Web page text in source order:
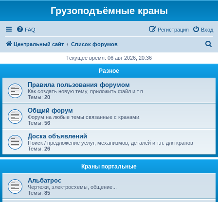
Грузоподъёмные краны
FAQ Вход
Регистрация
Центральный сайт Список форумов
с
Текущее время: 06 авг 2026, 20:36
Разное
Правила пользования форумом
Как создать новую тему, приложить файл и т.п.
Темы: 20
Общий форум
Форум на любые темы связанные с кранами.
Темы: 56
Доска объявлений
Поиск / предложение услуг, механизмов, деталей и т.п. для кранов
Темы: 26
Краны портальные
Альбатрос
Чертежи, электросхемы, общение...
Темы: 85